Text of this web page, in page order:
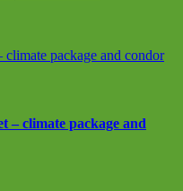
package and condor
– climate package and